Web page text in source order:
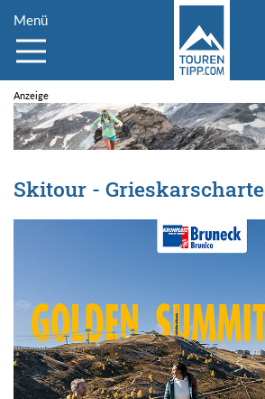
Menü
Skitour - Grieskarscharte